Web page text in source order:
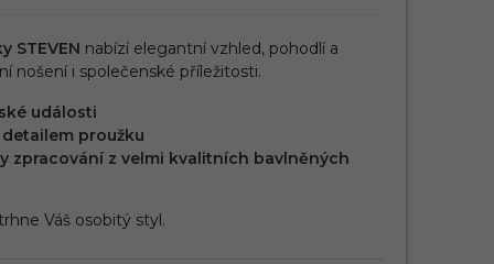
STEVEN nabízí elegantní vzhled, pohodlí a
nošení i společenské příležitosti.
události
proužku
zpracování z velmi kvalitních bavlněných
Váš osobitý styl.